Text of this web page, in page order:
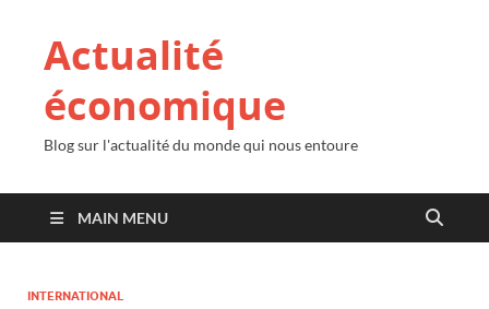
Actualité
économique
Blog sur l'actualité du monde qui nous entoure
MAIN MENU
INTERNATIONAL